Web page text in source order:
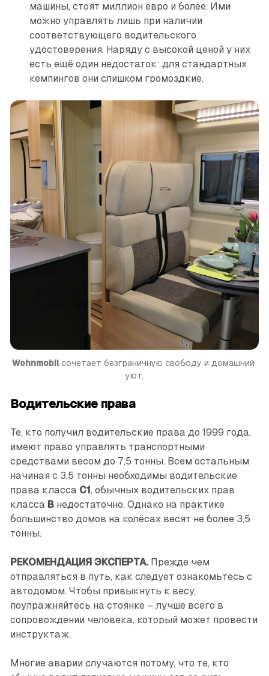
машины, стоят миллион евро и более. Ими
можно управлять лишь при наличии
соответствующего водительского
удостоверения. Наряду с высокой ценой у них
есть ещё один недостаток: для стандартных
кемпингов они слишком громоздкие.
Wohnmobil сочетает безграничную свободу и домашний
уют.
Водительские права
Те, кто получил водительские права до 1999 года,
имеют право управлять транспортными
средствами весом до 7,5 тонны. Всем остальным
начиная с 3,5 тонны необходимы водительские
права класса C1, обычных водительских прав
класса Bнедостаточно. Однако на практике
большинство домов на колёсах весят не более 3,5
тонны.
РЕКОМЕНДАЦИЯ ЭКСПЕРТА. Прежде чем
отправляться в путь, как следует ознакомьтесь с
автодомом. Чтобы привыкнуть к весу,
поупражняйтесь на стоянке – лучше всего в
сопровождении человека, который может провести
инструктаж.
Многие аварии случаются потому, что те, кто